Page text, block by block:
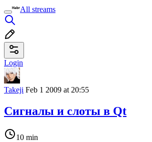
All streams
Login
Takeji Feb 1 2009 at 20:55
Сигналы и слоты в Qt
10 min